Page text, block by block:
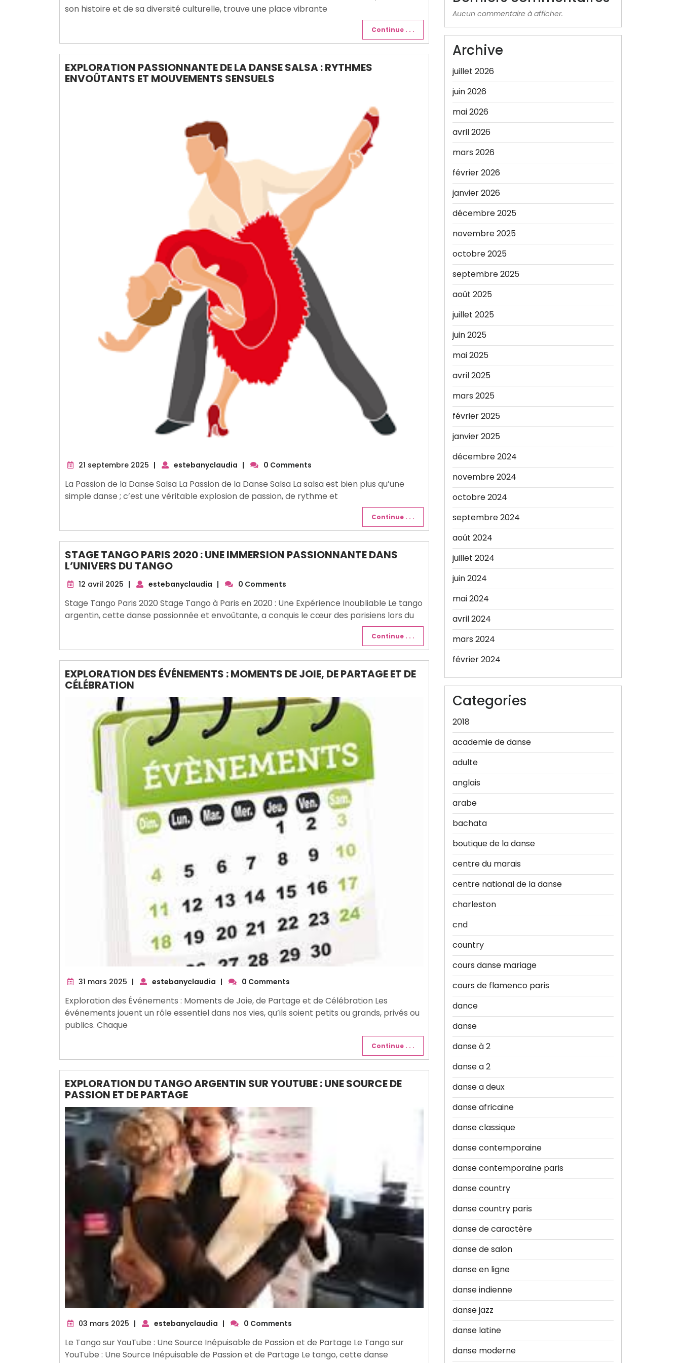
son histoire et de sa diversité culturelle, trouve une place vibrante
Continue . . .
EXPLORATION PASSIONNANTE DE LA DANSE SALSA : RYTHMES
ENVOÛTANTS ET MOUVEMENTS SENSUELS
21 septembre 2025 21
2025
| estebanyclaudia | 0 Comments
La Passion de la Danse Salsa La Passion de la Danse Salsa La salsa est bien plus qu’une
simple danse ; c’est une véritable explosion de passion, de rythme et
Continue . . .
STAGE TANGO PARIS 2020 : UNE IMMERSION PASSIONNANTE DANS
L’UNIVERS DU TANGO
12 avril 2025 12
2025
| estebanyclaudia | 0 Comments
Stage Tango Paris 2020 Stage Tango à Paris en 2020 : Une Expérience Inoubliable Le tango
argentin, cette danse passionnée et envoûtante, a conquis le cœur des parisiens lors du
Continue . . .
EXPLORATION DES ÉVÉNEMENTS : MOMENTS DE JOIE, DE PARTAGE ET DE
CÉLÉBRATION
31 mars 2025 31
2025
| estebanyclaudia | 0 Comments
Exploration des Événements : Moments de Joie, de Partage et de Célébration Les
événements jouent un rôle essentiel dans nos vies, qu’ils soient petits ou grands, privés ou
publics. Chaque
Continue . . .
EXPLORATION DU TANGO ARGENTIN SUR YOUTUBE : UNE SOURCE DE
PASSION ET DE PARTAGE
03 mars 2025 03
2025
| estebanyclaudia | 0 Comments
Le Tango sur YouTube : Une Source Inépuisable de Passion et de Partage Le Tango sur
YouTube : Une Source Inépuisable de Passion et de Partage Le tango, cette danse
Aucun commentaire à afficher.
Archive
juillet 2026
juin 2026
mai 2026
avril 2026
mars 2026
février 2026
janvier 2026
décembre 2025
novembre 2025
octobre 2025
septembre 2025
août 2025
juillet 2025
juin 2025
mai 2025
avril 2025
mars 2025
février 2025
janvier 2025
décembre 2024
novembre 2024
octobre 2024
septembre 2024
août 2024
juillet 2024
juin 2024
mai 2024
avril 2024
mars 2024
février 2024
Categories
2018
academie de danse
adulte
anglais
arabe
bachata
boutique de la danse
centre du marais
centre national de la danse
charleston
cnd
country
cours danse mariage
cours de flamenco paris
dance
danse
danse à 2
danse a 2
danse a deux
danse africaine
danse classique
danse contemporaine
danse contemporaine paris
danse country
danse country paris
danse de caractère
danse de salon
danse en ligne
danse indienne
danse jazz
danse latine
danse moderne